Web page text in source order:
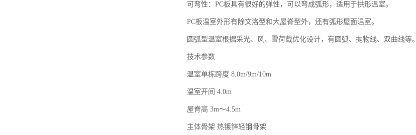
可弯性：PC板具有很好的弹性，可以弯成弧形，适用于拱形温室。
PC板温室外形有除文洛型和大屋脊型外，还有弧形屋面温室。
圆弧型温室根据采光、风、雪荷载优化设计，有圆弧、抛物线、双曲线等。
技术参数
温室单栋跨度 8.0m/9m/10m
温室开间 4.0m
屋脊高 3m～4.5m
主体骨架 热镀锌轻钢骨架